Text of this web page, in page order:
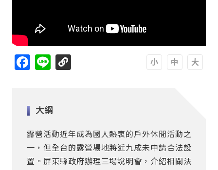
Facebook
Line
大綱
露營活動近年成為國人熱衷的戶外休閒活動之
一，但全台的露營場地將近九成未申請合法設
置。屏東縣政府辦理三場說明會，介紹相關法